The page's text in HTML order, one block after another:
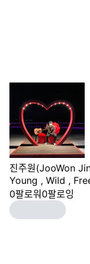
진주원(JooWon
Young , Wild ,
0팔로워 0팔로잉